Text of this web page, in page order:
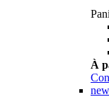
À
new